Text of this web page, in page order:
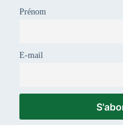
Prénom
E-mail